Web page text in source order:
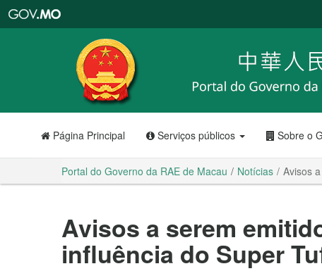
RAE
de
Macau
Página Principal Serviços públicos Sobre o
Portal do Governo da RAE de Macau Notícias Avisos
Avisos a serem
influência do Super